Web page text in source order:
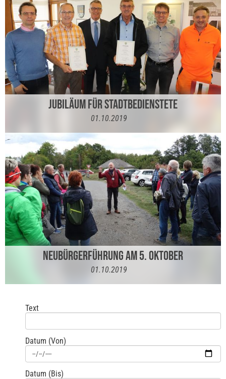
JUBILÄUM FÜR STADTBEDIENSTETE
01.10.2019
NEUBÜRGERFÜHRUNG AM 5. OKTOBER
01.10.2019
Text
Datum (Von)
Datum (Bis)